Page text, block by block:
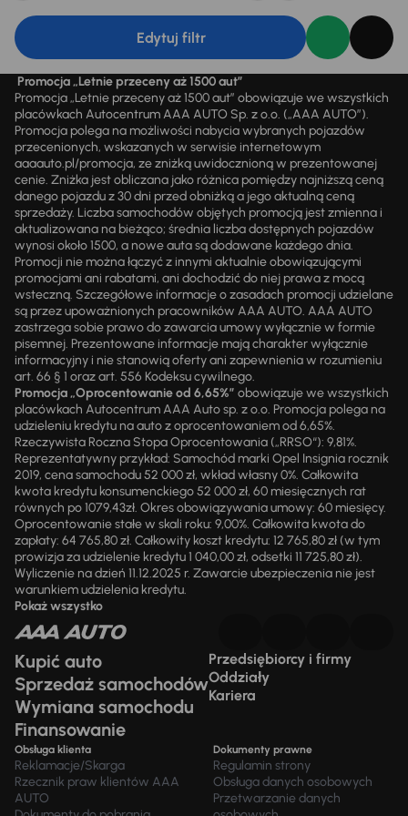
Edytuj filtr
Promocja „Letnie przeceny aż 1500 aut”
Promocja „Letnie przeceny aż 1500 aut” obowiązuje we wszystkich
placówkach Autocentrum AAA AUTO Sp. z o.o. („AAA AUTO”).
Promocja polega na możliwości nabycia wybranych pojazdów
przecenionych, wskazanych w serwisie internetowym
aaaauto.pl/promocja, ze zniżką uwidocznioną w prezentowanej
cenie. Zniżka jest obliczana jako różnica pomiędzy najniższą ceną
danego pojazdu z 30 dni przed obniżką a jego aktualną ceną
sprzedaży. Liczba samochodów objętych promocją jest zmienna i
aktualizowana na bieżąco; średnia liczba dostępnych pojazdów
wynosi około 1500, a nowe auta są dodawane każdego dnia.
Promocji nie można łączyć z innymi aktualnie obowiązującymi
promocjami ani rabatami, ani dochodzić do niej prawa z mocą
wsteczną. Szczegółowe informacje o zasadach promocji udzielane
są przez upoważnionych pracowników AAA AUTO. AAA AUTO
zastrzega sobie prawo do zawarcia umowy wyłącznie w formie
pisemnej. Prezentowane informacje mają charakter wyłącznie
informacyjny i nie stanowią oferty ani zapewnienia w rozumieniu
art. 66 § 1 oraz art. 556 Kodeksu cywilnego.
Promocja „Oprocentowanie od 6,65%” obowiązuje we wszystkich
placówkach Autocentrum AAA Auto sp. z o.o. Promocja polega na
udzieleniu kredytu na auto z oprocentowaniem od 6,65%.
Rzeczywista Roczna Stopa Oprocentowania („RRSO“): 9,81%.
Reprezentatywny przykład: Samochód marki Opel Insignia rocznik
2019, cena samochodu 52 000 zł, wkład własny 0%. Całkowita
kwota kredytu konsumenckiego 52 000 zł, 60 miesięcznych rat
równych po 1079,43zł. Okres obowiązywania umowy: 60 miesięcy.
Oprocentowanie stałe w skali roku: 9,00%. Całkowita kwota do
zapłaty: 64 765,80 zł. Całkowity koszt kredytu: 12 765,80 zł (w tym
prowizja za udzielenie kredytu 1 040,00 zł, odsetki 11 725,80 zł).
Wyliczenie na dzień 11.12.2025 r. Zawarcie ubezpieczenia nie jest
warunkiem udzielenia kredytu.
Pokaż wszystko
Kupić auto
Sprzedaż samochodów
Wymiana samochodu
Finansowanie
Przedsiębiorcy i firmy
Oddziały
Kariera
Obsługa klienta
Reklamacje/Skarga
Rzecznik praw klientów AAA
AUTO
Dokumenty prawne
Regulamin strony
Obsługa danych osobowych
Przetwarzanie danych